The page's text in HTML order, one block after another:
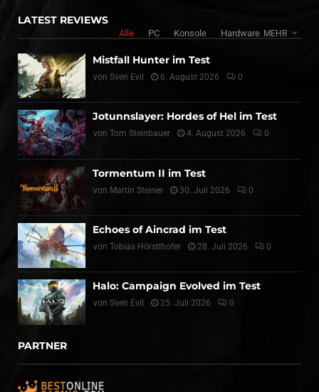
LATEST REVIEWS
Alle PC Konsole Hardware MEHR
Mistfall Hunter im Test
von Sven Evil 6. August 2026 0
Jotunnslayer: Hordes of Hel im Test
von Tom Steinbauer 4. August 2026 0
Tormentum II im Test
von Martin Steiner 30. Juli 2026 0
Echoes of Aincrad im Test
von Tobias Hörstlhofer 28. Juli 2026 0
Halo: Campaign Evolved im Test
von Sven Evil 25. Juli 2026 0
PARTNER